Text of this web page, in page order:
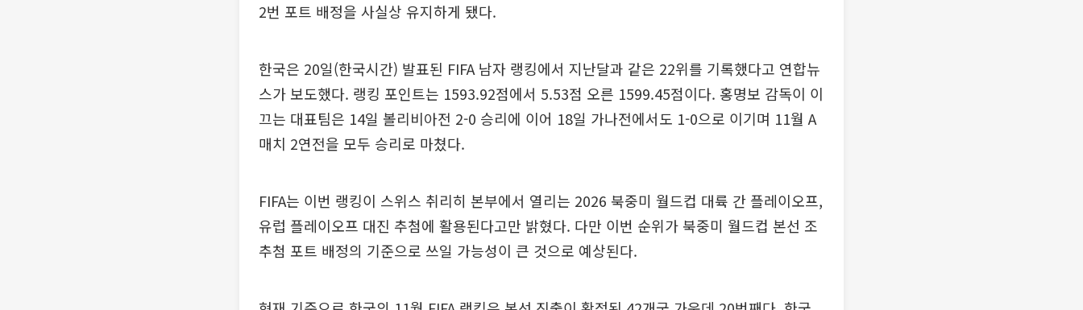
2번 포트 배정을 사실상 유지하게 됐다.
한국은 20일(한국시간) 발표된 FIFA 남자 랭킹에서 지난달과 같은 22위를 기록했다고 연합뉴
스가 보도했다. 랭킹 포인트는 1593.92점에서 5.53점 오른 1599.45점이다. 홍명보 감독이 이
끄는 대표팀은 14일 볼리비아전 2-0 승리에 이어 18일 가나전에서도 1-0으로 이기며 11월 A
매치 2연전을 모두 승리로 마쳤다.
FIFA는 이번 랭킹이 스위스 취리히 본부에서 열리는 2026 북중미 월드컵 대륙 간 플레이오프,
유럽 플레이오프 대진 추첨에 활용된다고만 밝혔다. 다만 이번 순위가 북중미 월드컵 본선 조
추첨 포트 배정의 기준으로 쓰일 가능성이 큰 것으로 예상된다.